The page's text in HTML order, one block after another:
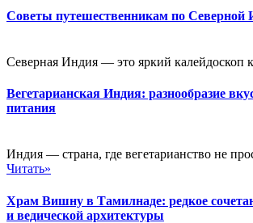
Советы путешественникам по Северной
Северная Индия — это яркий калейдоскоп
Вегетарианская Индия: разнообразие
питания
Индия — страна, где вегетарианство не
Читать»
Храм Вишну в Тамилнаде: редкое
и ведической архитектуры